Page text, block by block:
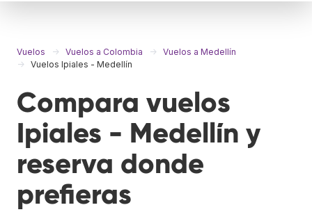
Vuelos Vuelos a Colombia
Vuelos a Medellín
Vuelos Ipiales - Medellín
Compara vuelos
Ipiales - Medellín y
reserva donde
prefieras